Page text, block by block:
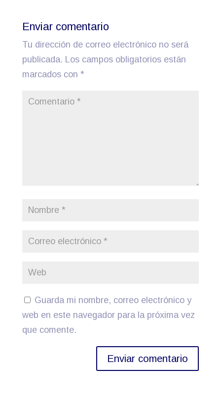
Enviar comentario
Tu dirección de correo electrónico no será
publicada. Los campos obligatorios están
marcados con *
Guarda mi nombre, correo electrónico y
web en este navegador para la próxima vez
que comente.